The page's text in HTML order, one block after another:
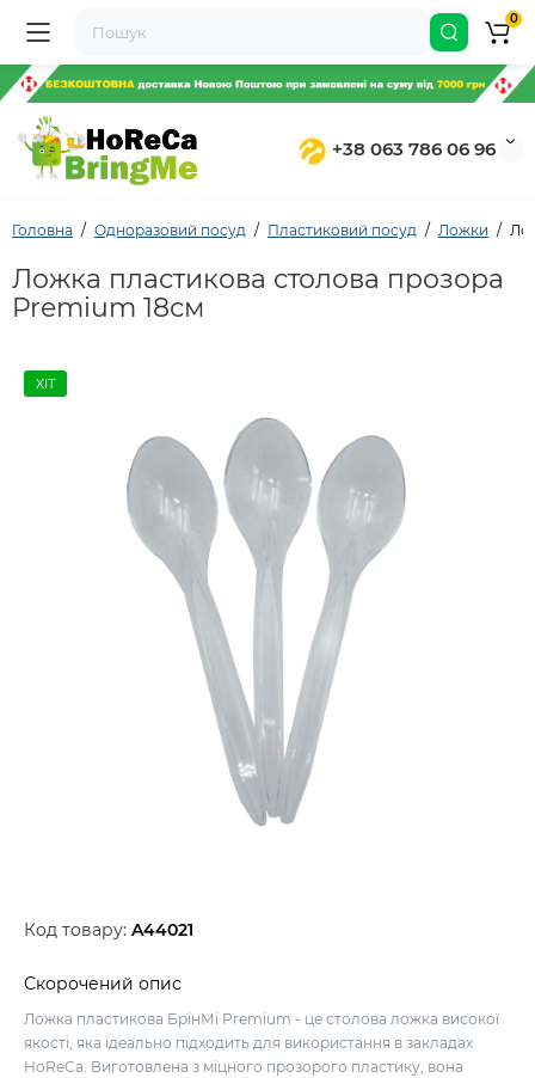
+38 063 786 06 96
0
Головна Одноразовий посуд Пластиковий посуд Ложки
Ложка пластикова столова прозора
Premium 18см
ХІТ
Код товару: A44021
Скорочений опис
Ложка пластикова БрінМі Premium - це столова ложка високої
якості, яка ідеально підходить для використання в закладах
HoReCa. Виготовлена з міцного прозорого пластику, вона